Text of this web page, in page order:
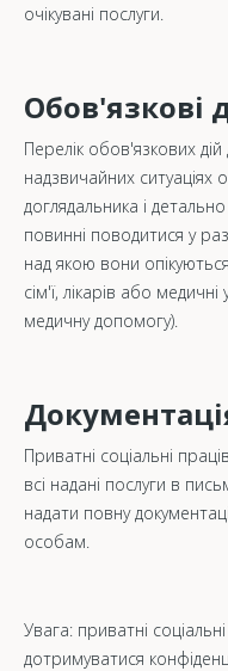
очікувані послуги.
Обов'язкові
Перелік обов'язкових
надзвичайних ситуаціях
доглядальника і
повинні поводитися у
над якою вони
сім'ї, лікарів або
медичну допомогу).
Приватні соціальні
всі надані послуги в
надати повну
особам.
Увага: приватні
дотримуватися